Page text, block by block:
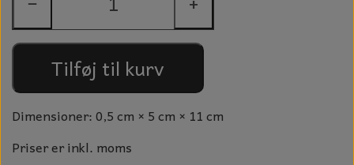
GLAS KUGLER
GLAS KRYSTALLER OG ORNAMENTER
TIL BOLIG
KERAMIK BLOMSTER
MAD OG HYGGE
Tilføj til kurv
Dimensioner: 0,5 cm × 5 cm × 11 cm
Priser er inkl. moms